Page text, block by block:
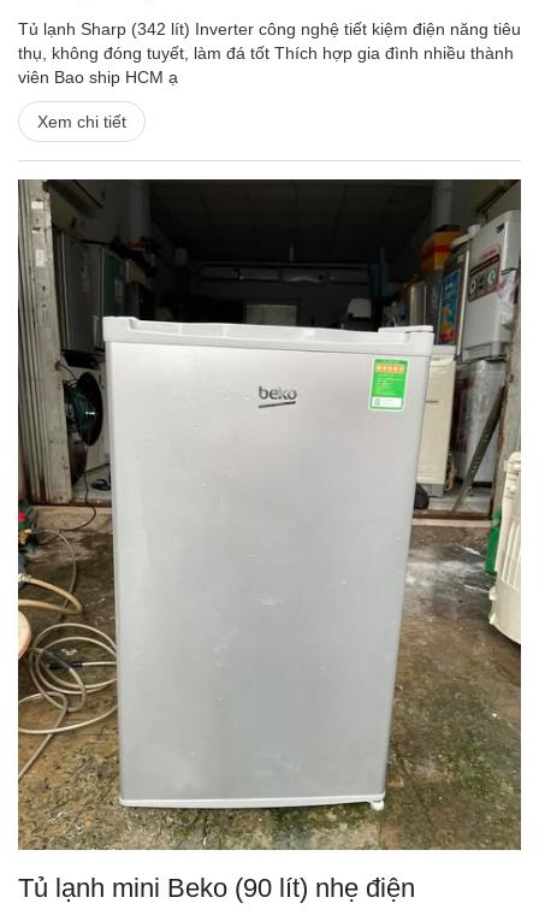
Tủ lạnh Sharp (342 lít) Inverter công nghệ tiết kiệm điện năng tiêu
thụ, không đóng tuyết, làm đá tốt Thích hợp gia đình nhiều thành
viên Bao ship HCM ạ
Xem chi tiết
Tủ lạnh mini Beko (90 lít) nhẹ điện